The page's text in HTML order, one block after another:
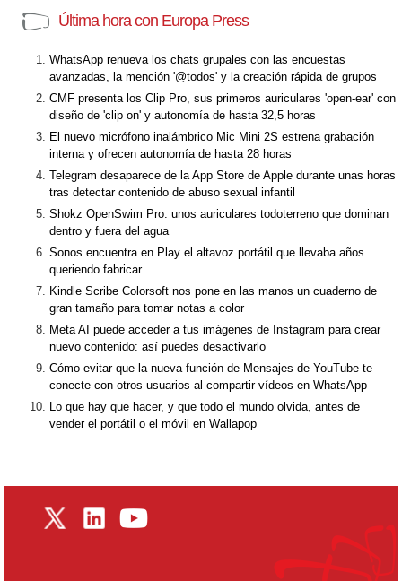
Última hora con Europa Press
WhatsApp renueva los chats grupales con las encuestas
avanzadas, la mención '@todos' y la creación rápida de grupos
CMF presenta los Clip Pro, sus primeros auriculares 'open-ear' con
diseño de 'clip on' y autonomía de hasta 32,5 horas
El nuevo micrófono inalámbrico Mic Mini 2S estrena grabación
interna y ofrecen autonomía de hasta 28 horas
Telegram desaparece de la App Store de Apple durante unas horas
tras detectar contenido de abuso sexual infantil
Shokz OpenSwim Pro: unos auriculares todoterreno que dominan
dentro y fuera del agua
Sonos encuentra en Play el altavoz portátil que llevaba años
queriendo fabricar
Kindle Scribe Colorsoft nos pone en las manos un cuaderno de
gran tamaño para tomar notas a color
Meta AI puede acceder a tus imágenes de Instagram para crear
nuevo contenido: así puedes desactivarlo
Cómo evitar que la nueva función de Mensajes de YouTube te
conecte con otros usuarios al compartir vídeos en WhatsApp
Lo que hay que hacer, y que todo el mundo olvida, antes de
vender el portátil o el móvil en Wallapop